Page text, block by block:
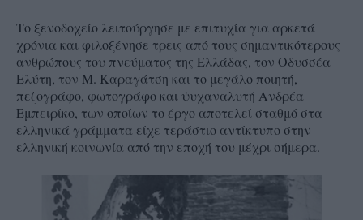
Το ξενοδοχείο λειτούργησε με επιτυχία για αρκετά
χρόνια και φιλοξένησε τρεις από τους σημαντικότερους
ανθρώπους του πνεύματος της Ελλάδας, τον Οδυσσέα
Ελύτη, τον Μ. Καραγάτση και το μεγάλο ποιητή,
πεζογράφο, φωτογράφο και ψυχαναλυτή Ανδρέα
Εμπειρίκο, των οποίων το έργο αποτελεί σταθμό στα
ελληνικά γράμματα είχε τεράστιο αντίκτυπο στην
ελληνική κοινωνία από την εποχή του μέχρι σήμερα.